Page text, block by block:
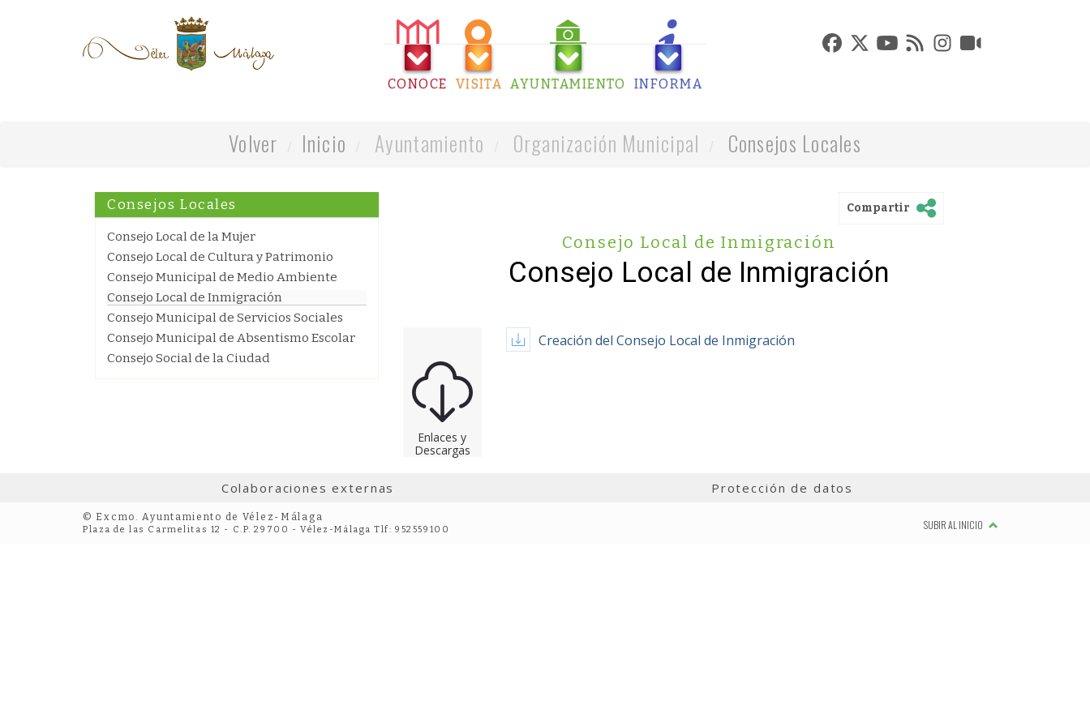
CONOCE VISITA AYUNTAMIENTO INFORMA
Volver Inicio Ayuntamiento Organización Municipal Consejos Locales
Consejos Locales
Consejo Local de la Mujer
Consejo Local de Cultura y Patrimonio
Consejo Municipal de Medio Ambiente
Consejo Local de Inmigración
Consejo Municipal de Servicios Sociales
Consejo Municipal de Absentismo Escolar
Consejo Social de la Ciudad
Compartir
Consejo Local de Inmigración
Consejo Local de Inmigración
Enlaces y
Descargas
Creación del Consejo Local de Inmigración
Colaboraciones externas Protección de datos
© Excmo. Ayuntamiento de Vélez-Málaga
Plaza de las Carmelitas 12 - C.P. 29700 - Vélez-Málaga Tlf: 952559100 SUBIR AL INICIO